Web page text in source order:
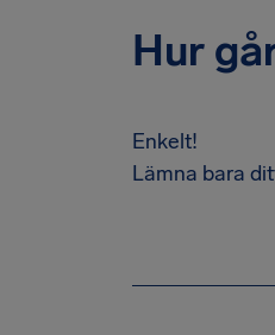
Hur
Enkelt!
Lämna bara